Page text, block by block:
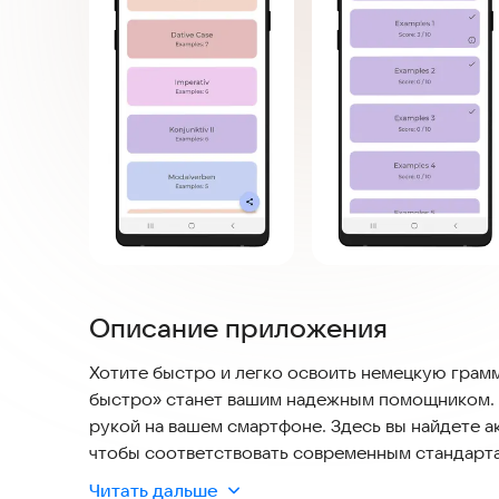
Описание приложения
Хотите быстро и легко освоить немецкую
быстро» станет вашим надежным помощником.
рукой на вашем смартфоне. Здесь вы найдете
чтобы соответствовать современным
Читать дальше